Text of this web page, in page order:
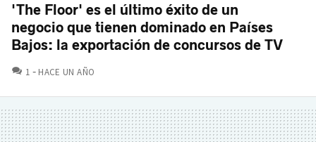
'The Floor' es el último éxito de un
negocio que tienen dominado en Países
Bajos: la exportación de concursos de TV
1 COMENTARIOS
HACE UN AÑO